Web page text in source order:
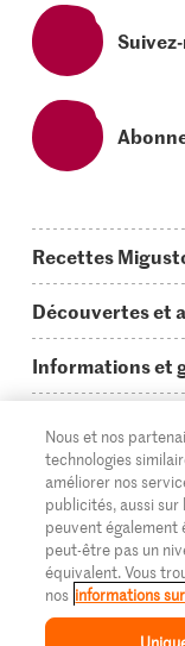
Recettes
Idées de menus
Plats principaux
Simple & vite prêt
Apéritif
Préparations au
Enfants & famille
Découvertes et
On en parle...
Tutoriels
Glossaire des
Login Migusto
Magazine
Informations et
Questions
Cuisiner avec
Service
Publicité
Impressum
Supermarché
Migros Online
À propos de
Magasins
© 2026 La Fédération
DE FR IT
Nous et nos
technologies
améliorer nos
publicités, aussi
peuvent également
peut-être pas un
équivalent. Vous
nos informations